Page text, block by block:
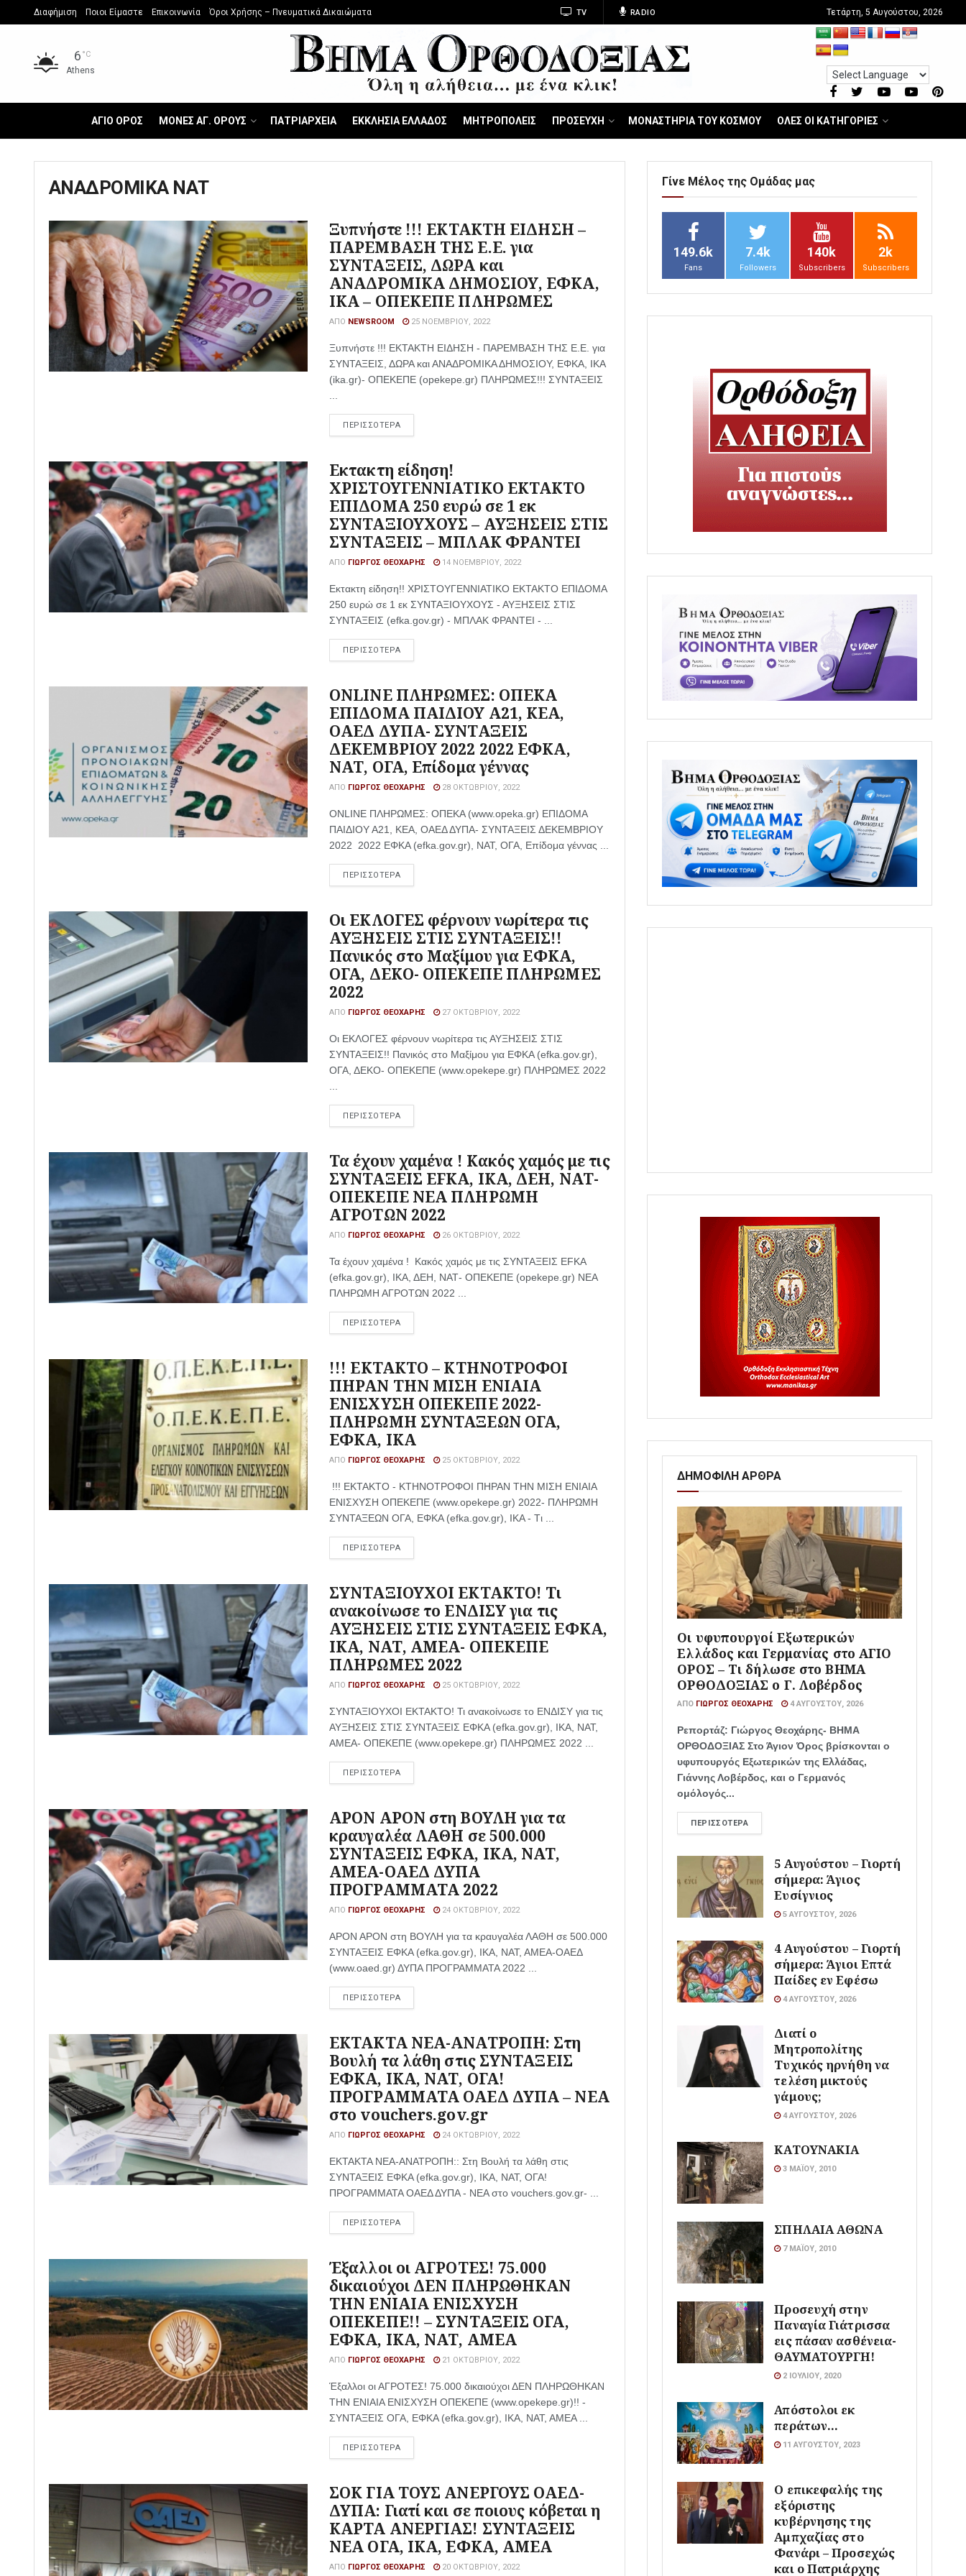
Διαφήμιση Ποιοι Είμαστε Επικοινωνία Όροι Χρήσης – Πνευματικά Δικαιώματα TV RADIO Τετάρτη, 5 Αυγούστου, 2026
6 °C
Athens
ΑΓΙΟ ΟΡΟΣ ΜΟΝΕΣ ΑΓ. ΟΡΟΥΣ ΠΑΤΡΙΑΡΧΕΙΑ ΕΚΚΛΗΣΙΑ ΕΛΛΑΔΟΣ ΜΗΤΡΟΠΟΛΕΙΣ ΠΡΟΣΕΥΧΗ ΜΟΝΑΣΤΗΡΙΑ ΤΟΥ ΚΟΣΜΟΥ ΟΛΕΣ ΟΙ ΚΑΤΗΓΟΡΙΕΣ
ΑΝΑΔΡΟΜΙΚΑ ΝΑΤ
Ξυπνήστε !!! ΕΚΤΑΚΤΗ ΕΙΔΗΣΗ –
ΠΑΡΕΜΒΑΣΗ ΤΗΣ Ε.Ε. για
ΣΥΝΤΑΞΕΙΣ, ΔΩΡΑ και
ΑΝΑΔΡΟΜΙΚΑ ΔΗΜΟΣΙΟΥ, ΕΦΚΑ,
ΙΚΑ – ΟΠΕΚΕΠΕ ΠΛΗΡΩΜΕΣ
ΑΠΌ NEWSROOM 25 ΝΟΕΜΒΡΊΟΥ, 2022
Ξυπνήστε !!! ΕΚΤΑΚΤΗ ΕΙΔΗΣΗ - ΠΑΡΕΜΒΑΣΗ ΤΗΣ Ε.Ε. για
ΣΥΝΤΑΞΕΙΣ, ΔΩΡΑ και ΑΝΑΔΡΟΜΙΚΑ ΔΗΜΟΣΙΟΥ, ΕΦΚΑ, ΙΚΑ
(ika.gr)- ΟΠΕΚΕΠΕ (opekepe.gr) ΠΛΗΡΩΜΕΣ!!! ΣΥΝΤΑΞΕΙΣ
ΠΕΡΙΣΣΟΤΕΡΑ
Εκτακτη είδηση!
ΧΡΙΣΤΟΥΓΕΝΝΙΑΤΙΚΟ ΕΚΤΑΚΤΟ
ΕΠΙΔΟΜΑ 250 ευρώ σε 1 εκ
ΣΥΝΤΑΞΙΟΥΧΟΥΣ – ΑΥΞΗΣΕΙΣ ΣΤΙΣ
ΣΥΝΤΑΞΕΙΣ – ΜΠΛΑΚ ΦΡΑΝΤΕΙ
ΑΠΌ ΓΙΏΡΓΟΣ ΘΕΟΧΆΡΗΣ 14 ΝΟΕΜΒΡΊΟΥ, 2022
Εκτακτη είδηση!! ΧΡΙΣΤΟΥΓΕΝΝΙΑΤΙΚΟ ΕΚΤΑΚΤΟ ΕΠΙΔΟΜΑ
250 ευρώ σε 1 εκ ΣΥΝΤΑΞΙΟΥΧΟΥΣ - ΑΥΞΗΣΕΙΣ ΣΤΙΣ
ΣΥΝΤΑΞΕΙΣ (efka.gov.gr) - ΜΠΛΑΚ ΦΡΑΝΤΕΙ - ...
ΠΕΡΙΣΣΟΤΕΡΑ
ONLINE ΠΛΗΡΩΜΕΣ: ΟΠΕΚΑ
ΕΠΙΔΟΜΑ ΠΑΙΔΙΟΥ Α21, ΚΕΑ,
ΟΑΕΔ ΔΥΠΑ- ΣΥΝΤΑΞΕΙΣ
ΔΕΚΕΜΒΡΙΟΥ 2022 2022 ΕΦΚΑ,
ΝΑΤ, ΟΓΑ, Επίδομα γέννας
ΑΠΌ ΓΙΏΡΓΟΣ ΘΕΟΧΆΡΗΣ 28 ΟΚΤΩΒΡΊΟΥ, 2022
ONLINE ΠΛΗΡΩΜΕΣ: ΟΠΕΚΑ (www.opeka.gr) ΕΠΙΔΟΜΑ
ΠΑΙΔΙΟΥ Α21, ΚΕΑ, ΟΑΕΔ ΔΥΠΑ- ΣΥΝΤΑΞΕΙΣ ΔΕΚΕΜΒΡΙΟΥ
2022 2022 ΕΦΚΑ (efka.gov.gr), ΝΑΤ, ΟΓΑ, Επίδομα γέννας ...
ΠΕΡΙΣΣΟΤΕΡΑ
Οι ΕΚΛΟΓΕΣ φέρνουν νωρίτερα τις
ΑΥΞΗΣΕΙΣ ΣΤΙΣ ΣΥΝΤΑΞΕΙΣ!!
Πανικός στο Μαξίμου για ΕΦΚΑ,
ΟΓΑ, ΔΕΚΟ- ΟΠΕΚΕΠΕ ΠΛΗΡΩΜΕΣ
2022
ΑΠΌ ΓΙΏΡΓΟΣ ΘΕΟΧΆΡΗΣ 27 ΟΚΤΩΒΡΊΟΥ, 2022
Οι ΕΚΛΟΓΕΣ φέρνουν νωρίτερα τις ΑΥΞΗΣΕΙΣ ΣΤΙΣ
ΣΥΝΤΑΞΕΙΣ!! Πανικός στο Μαξίμου για ΕΦΚΑ (efka.gov.gr),
ΟΓΑ, ΔΕΚΟ- ΟΠΕΚΕΠΕ (www.opekepe.gr) ΠΛΗΡΩΜΕΣ 2022
ΠΕΡΙΣΣΟΤΕΡΑ
Τα έχουν χαμένα ! Κακός χαμός με τις
ΣΥΝΤΑΞΕΙΣ EFKA, ΙΚΑ, ΔΕΗ, ΝΑΤ-
ΟΠΕΚΕΠΕ ΝΕΑ ΠΛΗΡΩΜΗ
ΑΓΡΟΤΩΝ 2022
ΑΠΌ ΓΙΏΡΓΟΣ ΘΕΟΧΆΡΗΣ 26 ΟΚΤΩΒΡΊΟΥ, 2022
Τα έχουν χαμένα ! Κακός χαμός με τις ΣΥΝΤΑΞΕΙΣ EFKA
(efka.gov.gr), ΙΚΑ, ΔΕΗ, ΝΑΤ- ΟΠΕΚΕΠΕ (opekepe.gr) ΝΕΑ
ΠΛΗΡΩΜΗ ΑΓΡΟΤΩΝ 2022 ...
ΠΕΡΙΣΣΟΤΕΡΑ
!!! ΕΚΤΑΚΤΟ – ΚΤΗΝΟΤΡΟΦΟΙ
ΠΗΡΑΝ ΤΗΝ ΜΙΣΗ ΕΝΙΑΙΑ
ΕΝΙΣΧΥΣΗ ΟΠΕΚΕΠΕ 2022-
ΠΛΗΡΩΜΗ ΣΥΝΤΑΞΕΩΝ ΟΓΑ,
ΕΦΚΑ, ΙΚΑ
ΑΠΌ ΓΙΏΡΓΟΣ ΘΕΟΧΆΡΗΣ 25 ΟΚΤΩΒΡΊΟΥ, 2022
!!! ΕΚΤΑΚΤΟ - ΚΤΗΝΟΤΡΟΦΟΙ ΠΗΡΑΝ ΤΗΝ ΜΙΣΗ ΕΝΙΑΙΑ
ΕΝΙΣΧΥΣΗ ΟΠΕΚΕΠΕ (www.opekepe.gr) 2022- ΠΛΗΡΩΜΗ
ΣΥΝΤΑΞΕΩΝ ΟΓΑ, ΕΦΚΑ (efka.gov.gr), ΙΚΑ - Tι ...
ΠΕΡΙΣΣΟΤΕΡΑ
ΣΥΝΤΑΞΙΟΥΧΟΙ ΕΚΤΑΚΤΟ! Τι
ανακοίνωσε το ΕΝΔΙΣΥ για τις
ΑΥΞΗΣΕΙΣ ΣΤΙΣ ΣΥΝΤΑΞΕΙΣ ΕΦΚΑ,
ΙΚΑ, ΝΑΤ, ΑΜΕΑ- ΟΠΕΚΕΠΕ
ΠΛΗΡΩΜΕΣ 2022
ΑΠΌ ΓΙΏΡΓΟΣ ΘΕΟΧΆΡΗΣ 25 ΟΚΤΩΒΡΊΟΥ, 2022
ΣΥΝΤΑΞΙΟΥΧΟΙ ΕΚΤΑΚΤΟ! Τι ανακοίνωσε το ΕΝΔΙΣΥ για τις
ΑΥΞΗΣΕΙΣ ΣΤΙΣ ΣΥΝΤΑΞΕΙΣ ΕΦΚΑ (efka.gov.gr), ΙΚΑ, ΝΑΤ,
ΑΜΕΑ- ΟΠΕΚΕΠΕ (www.opekepe.gr) ΠΛΗΡΩΜΕΣ 2022 ...
ΠΕΡΙΣΣΟΤΕΡΑ
ΑΡΟΝ ΑΡΟΝ στη ΒΟΥΛΗ για τα
κραυγαλέα ΛΑΘΗ σε 500.000
ΣΥΝΤΑΞΕΙΣ ΕΦΚΑ, ΙΚΑ, ΝΑΤ,
ΑΜΕΑ-ΟΑΕΔ ΔΥΠΑ
ΠΡΟΓΡΑΜΜΑΤΑ 2022
ΑΠΌ ΓΙΏΡΓΟΣ ΘΕΟΧΆΡΗΣ 24 ΟΚΤΩΒΡΊΟΥ, 2022
ΑΡΟΝ ΑΡΟΝ στη ΒΟΥΛΗ για τα κραυγαλέα ΛΑΘΗ σε 500.000
ΣΥΝΤΑΞΕΙΣ ΕΦΚΑ (efka.gov.gr), ΙΚΑ, ΝΑΤ, ΑΜΕΑ-ΟΑΕΔ
(www.oaed.gr) ΔΥΠΑ ΠΡΟΓΡΑΜΜΑΤΑ 2022 ...
ΠΕΡΙΣΣΟΤΕΡΑ
ΕΚΤΑΚΤΑ ΝΕΑ-ΑΝΑΤΡΟΠΗ: Στη
Βουλή τα λάθη στις ΣΥΝΤΑΞΕΙΣ
ΕΦΚΑ, ΙΚΑ, ΝΑΤ, ΟΓΑ!
ΠΡΟΓΡΑΜΜΑΤΑ ΟΑΕΔ ΔΥΠΑ – ΝΕΑ
στο vouchers.gov.gr
ΑΠΌ ΓΙΏΡΓΟΣ ΘΕΟΧΆΡΗΣ 24 ΟΚΤΩΒΡΊΟΥ, 2022
ΕΚΤΑΚΤΑ ΝΕΑ-ΑΝΑΤΡΟΠΗ:: Στη Βουλή τα λάθη στις
ΣΥΝΤΑΞΕΙΣ ΕΦΚΑ (efka.gov.gr), ΙΚΑ, ΝΑΤ, ΟΓΑ!
ΠΡΟΓΡΑΜΜΑΤΑ ΟΑΕΔ ΔΥΠΑ - ΝΕΑ στο vouchers.gov.gr- ...
ΠΕΡΙΣΣΟΤΕΡΑ
Έξαλλοι οι ΑΓΡΟΤΕΣ! 75.000
δικαιούχοι ΔΕΝ ΠΛΗΡΩΘΗΚΑΝ
ΤΗΝ ΕΝΙΑΙΑ ΕΝΙΣΧΥΣΗ
ΟΠΕΚΕΠΕ!! – ΣΥΝΤΑΞΕΙΣ ΟΓΑ,
ΕΦΚΑ, ΙΚΑ, ΝΑΤ, ΑΜΕΑ
ΑΠΌ ΓΙΏΡΓΟΣ ΘΕΟΧΆΡΗΣ 21 ΟΚΤΩΒΡΊΟΥ, 2022
Έξαλλοι οι ΑΓΡΟΤΕΣ! 75.000 δικαιούχοι ΔΕΝ ΠΛΗΡΩΘΗΚΑΝ
ΤΗΝ ΕΝΙΑΙΑ ΕΝΙΣΧΥΣΗ ΟΠΕΚΕΠΕ (www.opekepe.gr)!! -
ΣΥΝΤΑΞΕΙΣ ΟΓΑ, ΕΦΚΑ (efka.gov.gr), ΙΚΑ, ΝΑΤ, ΑΜΕΑ ...
ΠΕΡΙΣΣΟΤΕΡΑ
ΣΟΚ ΓΙΑ ΤΟΥΣ ΑΝΕΡΓΟΥΣ ΟΑΕΔ-
ΔΥΠΑ: Γιατί και σε ποιους κόβεται η
ΚΑΡΤΑ ΑΝΕΡΓΙΑΣ! ΣΥΝΤΑΞΕΙΣ
ΝΕΑ ΟΓΑ, ΙΚΑ, ΕΦΚΑ, ΑΜΕΑ
ΑΠΌ ΓΙΏΡΓΟΣ ΘΕΟΧΆΡΗΣ 20 ΟΚΤΩΒΡΊΟΥ, 2022
Γίνε Μέλος της Ομάδας μας
149.6k
Fans
7.4k
Followers
140k
Subscribers
2k
Subscribers
ΔΗΜΟΦΙΛΗ ΑΡΘΡΑ
Οι υφυπουργοί Εξωτερικών
Ελλάδος και Γερμανίας στο ΑΓΙΟ
ΟΡΟΣ – Τι δήλωσε στο ΒΗΜΑ
ΟΡΘΟΔΟΞΙΑΣ ο Γ. Λοβέρδος
ΑΠΌ ΓΙΏΡΓΟΣ ΘΕΟΧΆΡΗΣ 4 ΑΥΓΟΎΣΤΟΥ, 2026
Ρεπορτάζ: Γιώργος Θεοχάρης- ΒΗΜΑ
ΟΡΘΟΔΟΞΙΑΣ Στο Άγιον Όρος βρίσκονται ο
υφυπουργός Εξωτερικών της Ελλάδας,
Γιάννης Λοβέρδος, και ο Γερμανός
ομόλογός...
ΠΕΡΙΣΣΌΤΕΡΑ
5 Αυγούστου – Γιορτή
σήμερα: Άγιος
Ευσίγνιος
5 ΑΥΓΟΎΣΤΟΥ, 2026
4 Αυγούστου – Γιορτή
σήμερα: Άγιοι Επτά
Παίδες εν Εφέσω
4 ΑΥΓΟΎΣΤΟΥ, 2026
Διατί ο
Μητροπολίτης
Τυχικός ηρνήθη να
τελέση μικτούς
γάμους;
4 ΑΥΓΟΎΣΤΟΥ, 2026
ΚΑΤΟΥΝΑΚΙΑ
3 ΜΑΪ́ΟΥ, 2010
ΣΠΗΛΑΙΑ ΑΘΩΝΑ
7 ΜΑΪ́ΟΥ, 2010
Προσευχή στην
Παναγία Γιάτρισσα
εις πάσαν ασθένεια-
ΘΑΥΜΑΤΟΥΡΓΗ!
2 ΙΟΥΛΊΟΥ, 2020
Απόστολοι εκ
περάτων…
11 ΑΥΓΟΎΣΤΟΥ, 2023
Ο επικεφαλής της
εξόριστης
κυβέρνησης της
Αμπχαζίας στο
Φανάρι – Προσεχώς
και ο Πατριάρχης